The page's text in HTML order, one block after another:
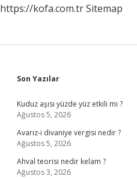
https://kofa.com.trSitemap
Sidebar
Son Yazılar
Kuduz aşısı yüzde yüz etkili mi ?
Ağustos 5, 2026
Avarız-i divaniye vergisi nedir ?
Ağustos 5, 2026
Ahval teorisi nedir kelam ?
Ağustos 3, 2026